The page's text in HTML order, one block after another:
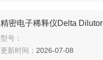
精密电子稀释仪Delta Dilutor
型号：
更新时间： 2026-07-08